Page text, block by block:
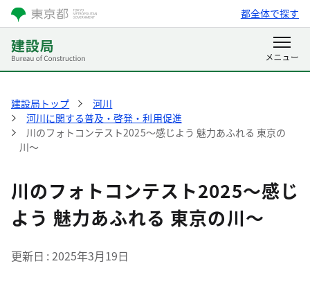
都全体で探す
建設局トップ
河川
河川に関する普及・啓発・利用促進
川のフォトコンテスト2025～感じよう 魅力あふれる 東京の
川～
川のフォトコンテスト2025～感じ
よう 魅力あふれる 東京の川～
更新日 2025年3月19日